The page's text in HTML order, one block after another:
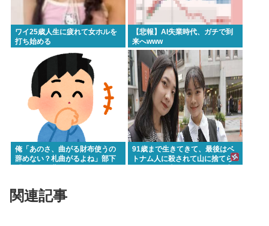
ワイ25歳人生に疲れて女ホルを
打ち始める
【悲報】AI失業時代、ガチで到
来へwww
俺「あのさ、曲がる財布使うの
辞めない？札曲がるよね」部下
のか？
91歳まで生きてきて、最後はベ
トナム人に殺されて山に捨てら
関連記事